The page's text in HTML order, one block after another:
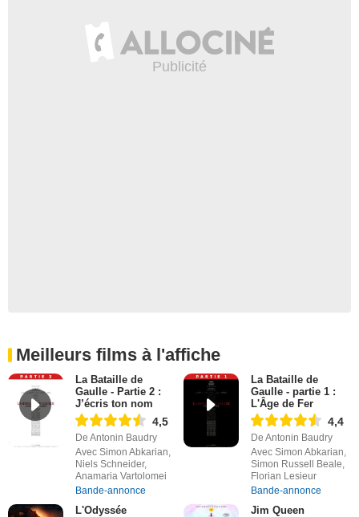
Meilleurs films à l'affiche
La Bataille de
Gaulle - Partie 2 :
J’écris ton nom
4,5
De Antonin Baudry
Avec Simon Abkarian,
Niels Schneider,
Anamaria Vartolomei
Bande-annonce
La Bataille de
Gaulle - partie 1 :
L'Âge de Fer
4,4
De Antonin Baudry
Avec Simon Abkarian,
Simon Russell Beale,
Florian Lesieur
Bande-annonce
L'Odyssée Jim Queen